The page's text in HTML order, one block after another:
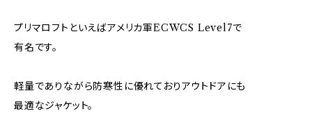
プリマロフトといえばアメリカ軍ECWCS Level7で
有名です。
軽量でありながら防寒性に優れておりアウトドアにも
最適なジャケット。